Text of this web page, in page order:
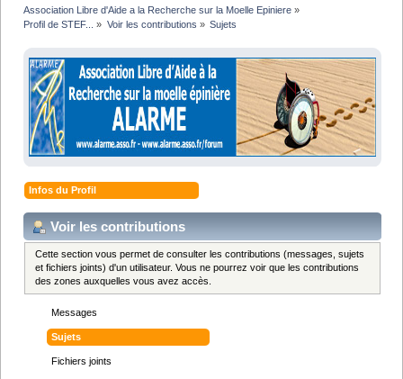
Association Libre d'Aide a la Recherche sur la Moelle Epiniere »
Profil de STEF...
» Voir les contributions » Sujets
Infos du Profil
Voir les contributions
Cette section vous permet de consulter les contributions (messages, sujets
et fichiers joints) d'un utilisateur. Vous ne pourrez voir que les contributions
des zones auxquelles vous avez accès.
Messages
Sujets
Fichiers joints